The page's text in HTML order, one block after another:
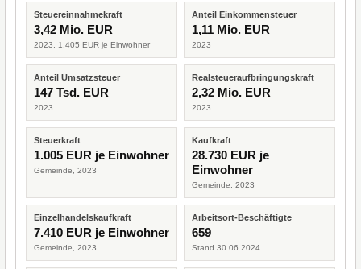
Steuereinnahmekraft
3,42 Mio. EUR
2023, 1.405 EUR je Einwohner
Anteil Einkommensteuer
1,11 Mio. EUR
2023
Anteil Umsatzsteuer
147 Tsd. EUR
2023
Realsteueraufbringungskraft
2,32 Mio. EUR
2023
Steuerkraft
1.005 EUR je Einwohner
Gemeinde, 2023
Kaufkraft
28.730 EUR je
Einwohner
Gemeinde, 2023
Einzelhandelskaufkraft
7.410 EUR je Einwohner
Gemeinde, 2023
Arbeitsort-Beschäftigte
659
Stand 30.06.2024